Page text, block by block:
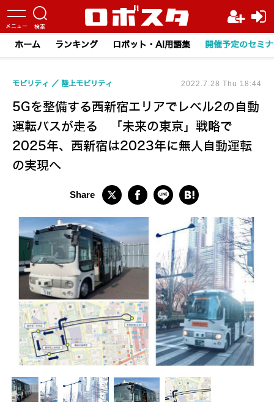
ホーム ランキング ロボット・AI用語集 開催予定のセミ
5Gを整備する西新宿エリアでレベル2の自動
運転バスが走る 「未来の東京」戦略で
2025年、西新宿は2023年に無人自動運転
の実現へ
モビリティ 陸上モビリティ 2022.7.28 Thu 18:44